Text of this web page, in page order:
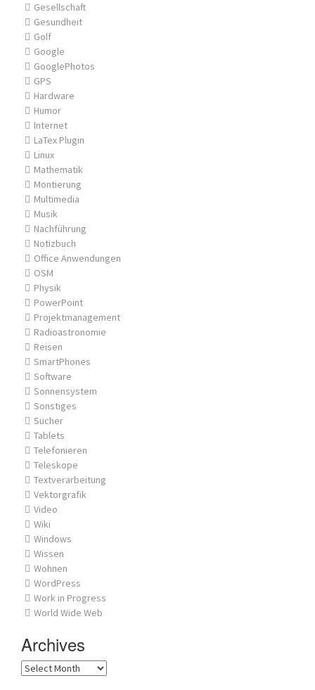
Gesellschaft
Gesundheit
Golf
Google
GooglePhotos
GPS
Hardware
Humor
Internet
LaTex Plugin
Linux
Mathematik
Montierung
Multimedia
Musik
Nachführung
Notizbuch
Office Anwendungen
OSM
Physik
PowerPoint
Projektmanagement
Radioastronomie
Reisen
SmartPhones
Software
Sonnensystem
Sonstiges
Sucher
Tablets
Telefonieren
Teleskope
Textverarbeitung
Vektorgrafik
Video
Wiki
Windows
Wissen
Wohnen
WordPress
Work in Progress
World Wide Web
Archives
Archives